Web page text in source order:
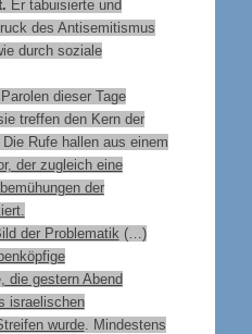
Er tabuisierte und
des Antisemitismus
durch soziale
dieser Tage
treffen den Kern der
Rufe hallen aus einem
der zugleich eine
der
der Problematik (…)
die gestern Abend
israelischen
wurde. Mindestens